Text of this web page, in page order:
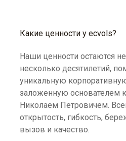
Какие ценности у ecvols?
Наши ценности остаются
несколько десятилетий,
уникальную
заложенную основателем
Николаем Петровичем.
открытость, гибкость,
вызов и качество.